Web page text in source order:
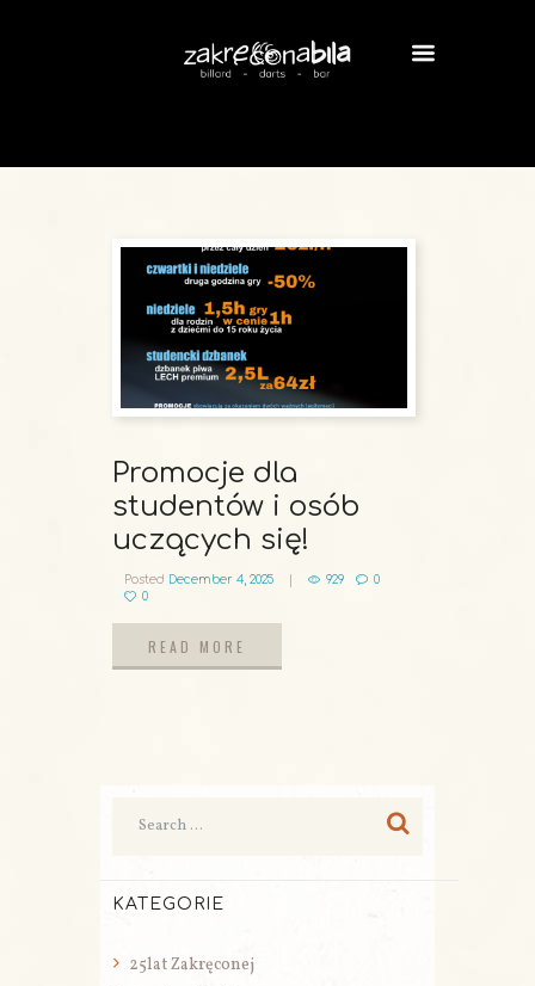
Promocje dla
studentów i osób
uczących się!
Posted December 4, 2025 929
0
0
READ MORE
KATEGORIE
25lat Zakręconej